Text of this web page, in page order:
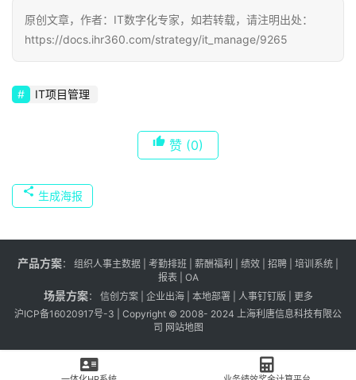
原创文章，作者：IT数字化专家，如若转载，请注明出处：
https://docs.ihr360.com/strategy/it_manage/9265
IT项目管理
赞 (0)
生成海报
产品方案： 组织人事主数据 考勤排班 薪酬福利 绩效 招聘 | 培训系统 |
报表
| OA
场景方案： 信创方案| 企业出海| 本地部署| 人事钉钉版
更多
沪ICP备16020917号-3 | Copyright © 2008- 2024 上海利唐信息科技有限公
司 网站地图